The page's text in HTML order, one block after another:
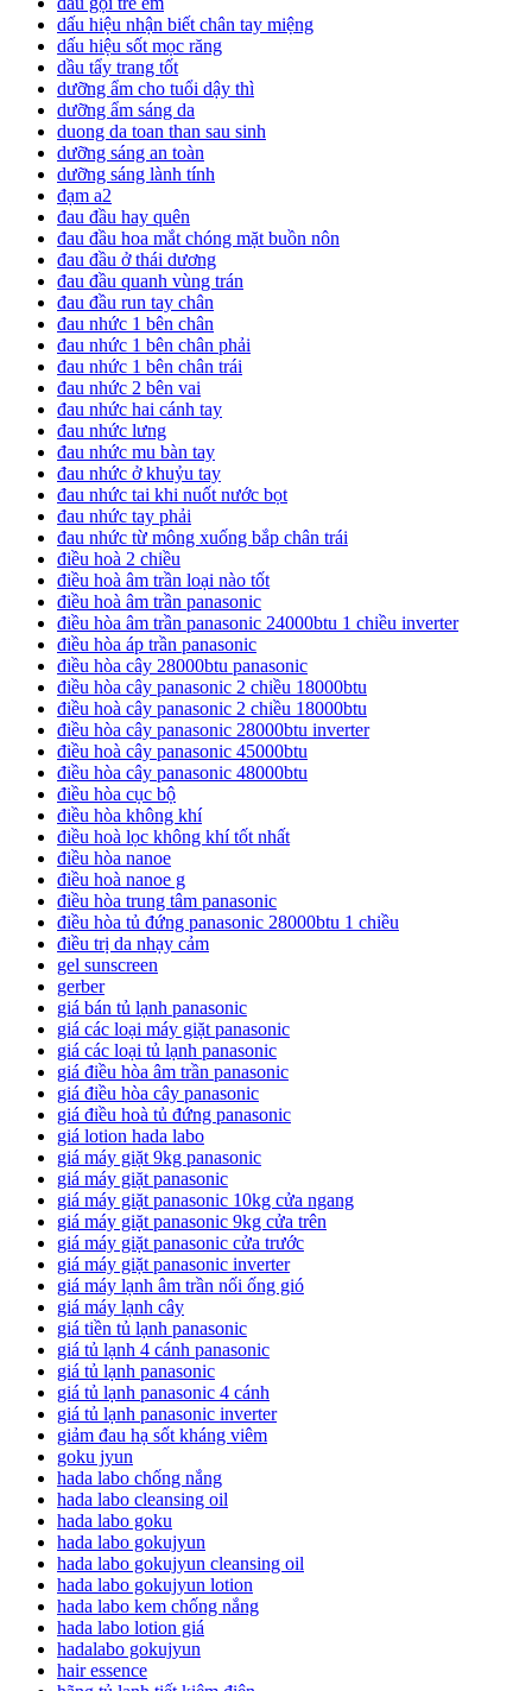
dấu hiệu nhận biết chân tay miệng
dấu hiệu sốt mọc răng
dầu tẩy trang tốt
dưỡng ẩm cho tuổi dậy thì
dưỡng ẩm sáng da
duong da toan than sau sinh
dưỡng sáng an toàn
dưỡng sáng lành tính
đạm a2
đau đầu hay quên
đau đầu hoa mắt chóng mặt buồn nôn
đau đầu ở thái dương
đau đầu quanh vùng trán
đau đầu run tay chân
đau nhức 1 bên chân
đau nhức 1 bên chân phải
đau nhức 1 bên chân trái
đau nhức 2 bên vai
đau nhức hai cánh tay
đau nhức lưng
đau nhức mu bàn tay
đau nhức ở khuỷu tay
đau nhức tai khi nuốt nước bọt
đau nhức tay phải
đau nhức từ mông xuống bắp chân trái
điều hoà 2 chiều
điều hoà âm trần loại nào tốt
điều hoà âm trần panasonic
điều hòa âm trần panasonic 24000btu 1 chiều inverter
điều hòa áp trần panasonic
điều hòa cây 28000btu panasonic
điều hòa cây panasonic 2 chiều 18000btu
điều hoà cây panasonic 2 chiều 18000btu
điều hòa cây panasonic 28000btu inverter
điều hoà cây panasonic 45000btu
điều hòa cây panasonic 48000btu
điều hòa cục bộ
điều hòa không khí
điều hoà lọc không khí tốt nhất
điều hòa nanoe
điều hoà nanoe g
điều hòa trung tâm panasonic
điều hòa tủ đứng panasonic 28000btu 1 chiều
điều trị da nhạy cảm
gel sunscreen
gerber
giá bán tủ lạnh panasonic
giá các loại máy giặt panasonic
giá các loại tủ lạnh panasonic
giá điều hòa âm trần panasonic
giá điều hòa cây panasonic
giá điều hoà tủ đứng panasonic
giá lotion hada labo
giá máy giặt 9kg panasonic
giá máy giặt panasonic
giá máy giặt panasonic 10kg cửa ngang
giá máy giặt panasonic 9kg cửa trên
giá máy giặt panasonic cửa trước
giá máy giặt panasonic inverter
giá máy lạnh âm trần nối ống gió
giá máy lạnh cây
giá tiền tủ lạnh panasonic
giá tủ lạnh 4 cánh panasonic
giá tủ lạnh panasonic
giá tủ lạnh panasonic 4 cánh
giá tủ lạnh panasonic inverter
giảm đau hạ sốt kháng viêm
goku jyun
hada labo chống nắng
hada labo cleansing oil
hada labo goku
hada labo gokujyun
hada labo gokujyun cleansing oil
hada labo gokujyun lotion
hada labo kem chống nắng
hada labo lotion giá
hadalabo gokujyun
hair essence